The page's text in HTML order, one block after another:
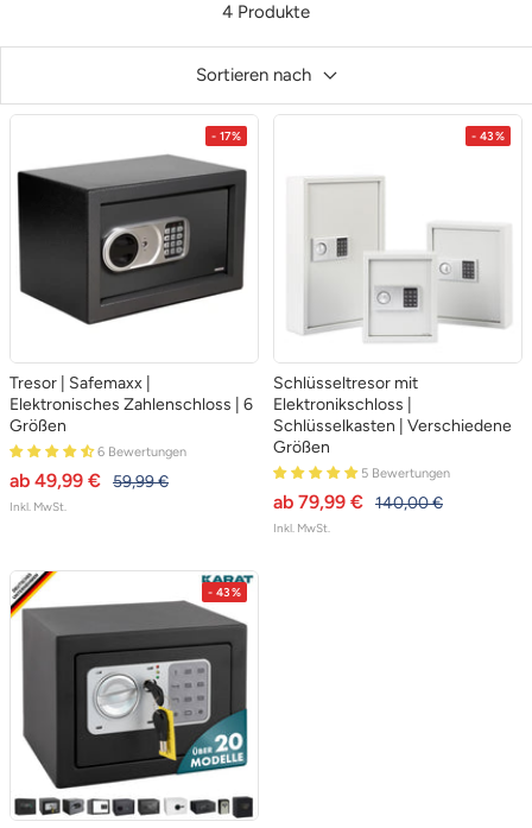
4 Produkte
Sortieren nach
- 17%
Tresor | Safemaxx |
Elektronisches Zahlenschloss | 6
Größen
6 Bewertungen
angebotspreis
ab 49,99 € regulärer preis
59,99 €
Inkl. MwSt.
- 43%
Schlüsseltresor mit
Elektronikschloss |
Schlüsselkasten | Verschiedene
Größen
5 Bewertungen
angebotspreis
ab 79,99 € regulärer preis
140,00 €
Inkl. MwSt.
- 43%